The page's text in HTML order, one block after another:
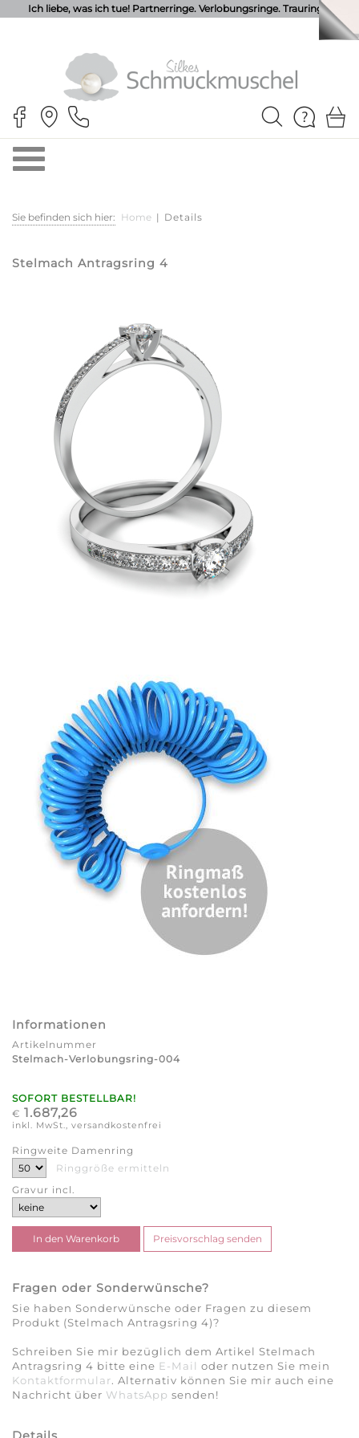
Ich liebe, was ich tue! Partnerringe. Verlobungsringe. Trauringe.
Sie befinden sich hier: Home | Details
Stelmach Antragsring 4
Informationen
Artikelnummer
Stelmach-Verlobungsring-004
SOFORT BESTELLBAR!
€ 1.687,26
inkl. MwSt., versandkostenfrei
Ringweite Damenring
Ringgröße ermitteln
Gravur incl.
Fragen oder Sonderwünsche?
Sie haben Sonderwünsche oder Fragen zu diesem
Produkt (Stelmach Antragsring 4)?
Schreiben Sie mir bezüglich dem Artikel Stelmach
Antragsring 4 bitte eine E-Mail oder nutzen Sie mein
Kontaktformular. Alternativ können Sie mir auch eine
Nachricht über WhatsApp senden!